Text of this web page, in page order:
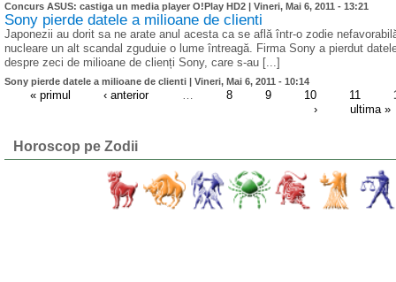
Concurs ASUS: castiga un media player O!Play HD2 | Vineri, Mai 6, 2011 - 13:21
Sony pierde datele a milioane de clienti
Japonezii au dorit sa ne arate anul acesta ca se află într-o zodie
nucleare un alt scandal zguduie o lume întreagă. Firma Sony a pierdut
despre zeci de milioane de clienți Sony, care s-au [...]
Sony pierde datele a milioane de clienti | Vineri, Mai 6, 2011 - 10:14
« primul ‹ anterior … 8 9 10 11
›
ultima »
Horoscop pe Zodii